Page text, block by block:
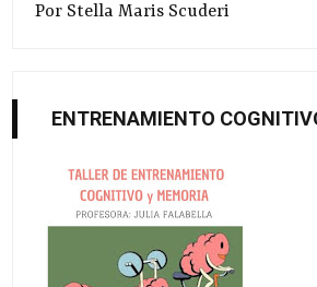
Por Stella Maris Scuderi
ENTRENAMIENTO